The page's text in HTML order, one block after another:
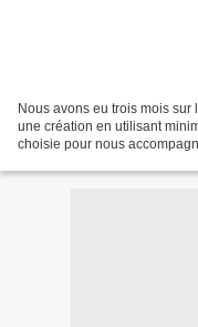
Nous avons eu trois mois
une création en utilisant
choisie pour nous